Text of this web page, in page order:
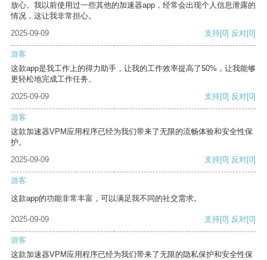
放心。我以前使用过一些其他的加速器app，经常会出现个人信息泄露的
情况，这让我非常担心。
2025-09-09
支持[0] 反对[0]
游客
这款app是我工作上的得力助手，让我的工作效率提高了50%，让我能够
更轻松地完成工作任务。
2025-09-09
支持[0] 反对[0]
游客
这款加速器VPM应用程序已经为我们带来了无限的流畅体验和安全性保
护。
2025-09-09
支持[0] 反对[0]
游客
这款app的功能非常丰富，可以满足我不同的社交需求。
2025-09-09 支持[0] 反对[0]
游客
这款加速器VPM应用程序已经为我们带来了无限的隐私保护和安全性保